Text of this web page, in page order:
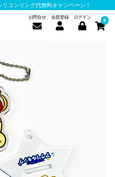
コンリング代無料キャンペーン！
お問合せ 会員登録 ログイン
0